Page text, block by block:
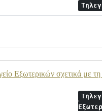
Εξωτερικών σχετικά με